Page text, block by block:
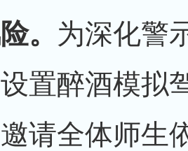
。 为深化警
置醉酒模拟
请全体师生